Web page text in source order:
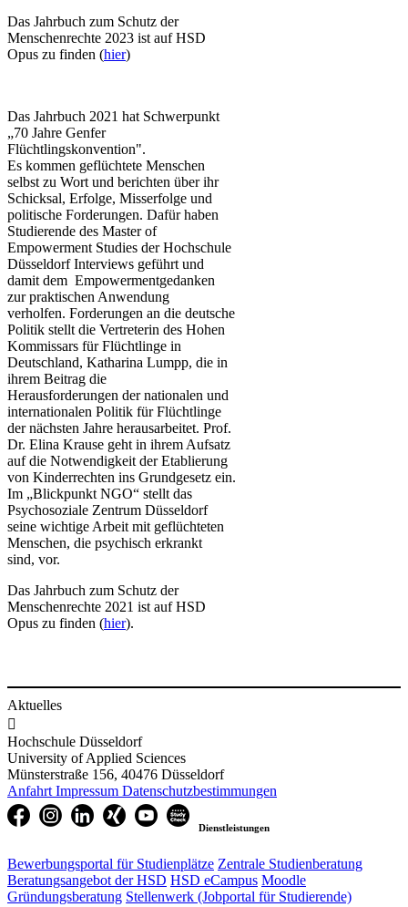
Das Jahrbuch zum Schutz der
Menschenrechte 2023 ist auf HSD
Opus zu finden (hier)
Das Jahrbuch 2021 hat Schwerpunkt
„70 Jahre Genfer
Flüchtlingskonvention".
Es kommen geflüchtete Menschen
selbst zu Wort und berichten über ihr
Schicksal, Erfolge, Misserfolge und
politische Forderungen. Dafür haben
Studierende des Master of
Empowerment Studies der Hochschule
Düsseldorf Interviews geführt und
damit dem Empowermentgedanken
zur praktischen Anwendung
verholfen. Forderungen an die deutsche
Politik stellt die Vertreterin des Hohen
Kommissars für Flüchtlinge in
Deutschland, Katharina Lumpp, die in
ihrem Beitrag die
Herausforderungen der nationalen und
internationalen Politik für Flüchtlinge
der nächsten Jahre herausarbeitet. Prof.
Dr. Elina Krause geht in ihrem Aufsatz
auf die Notwendigkeit der Etablierung
von Kinderrechten ins Grundgesetz ein.
Im „Blickpunkt NGO“ stellt das
Psychosoziale Zentrum Düsseldorf
seine wichtige Arbeit mit geflüchteten
Menschen, die psychisch erkrankt
sind, vor.
​Das Jahrbuch zum Schutz der
Menschenrechte 2021 ist auf HSD
Opus zu finden (hier).
Aktuelles

Hochschule Düsseldorf
University of Applied Sciences
Münsterstraße 156, 40476 Düsseldorf
Anfahrt Impressum Datenschutzbestimmungen
Dienstleistungen
Bewerbungsportal für Studienplätze Zentrale Studienberatung
Beratungsangebot der HSD HSD eCampus Moodle
Gründungsberatung Stellenwerk (Jobportal für Studierende)